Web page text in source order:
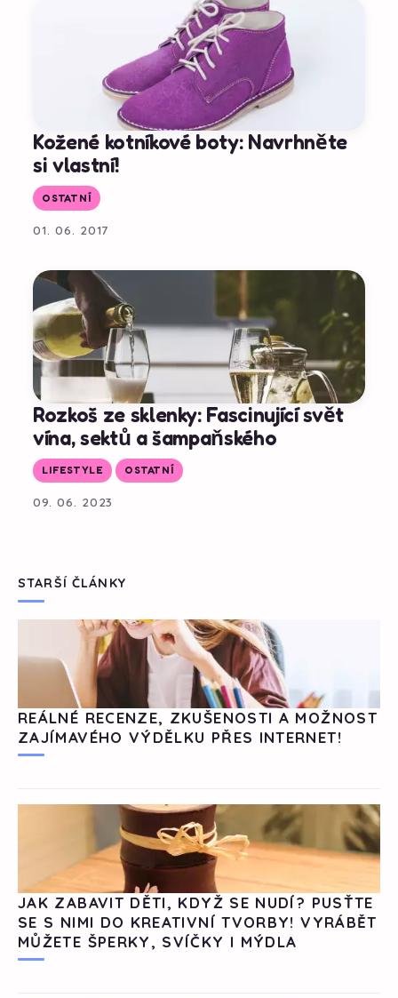
Kožené kotníkové boty: Navrhněte
si vlastní!
OSTATNÍ
01. 06. 2017
Rozkoš ze sklenky: Fascinující svět
vína, sektů a šampaňského
LIFESTYLE OSTATNÍ
09. 06. 2023
STARŠÍ ČLÁNKY
REÁLNÉ RECENZE, ZKUŠENOSTI A MOŽNOST
ZAJÍMAVÉHO VÝDĚLKU PŘES INTERNET!
JAK ZABAVIT DĚTI, KDYŽ SE NUDÍ? PUSŤTE
SE S NIMI DO KREATIVNÍ TVORBY! VYRÁBĚT
MŮŽETE ŠPERKY, SVÍČKY I MÝDLA